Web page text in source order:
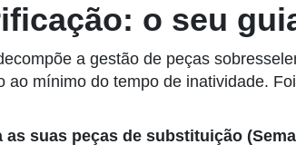
o seu
a gestão de peças
ao mínimo do tempo de inatividade.
as suas peças de substituição